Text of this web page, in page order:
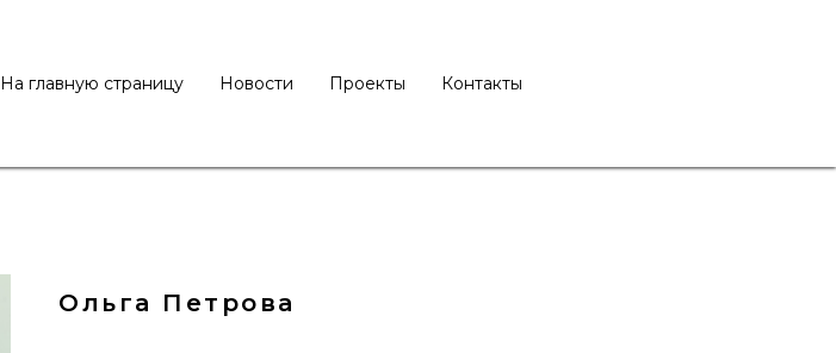
На главную страницу Новости Проекты Контакты
Ольга Петрова